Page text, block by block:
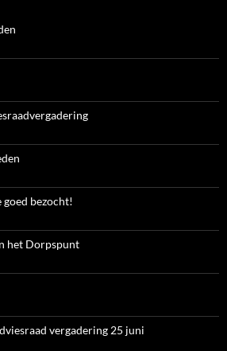
goed bezocht!
het Dorpspunt
vergadering 25 juni